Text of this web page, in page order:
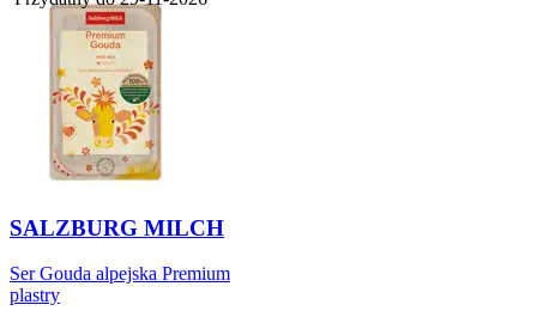
SALZBURG MILCH
Ser Gouda alpejska Premium
plastry